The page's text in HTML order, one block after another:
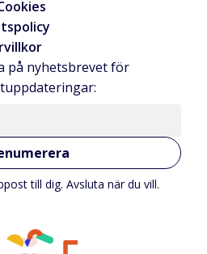
på nyhetsbrevet för
till dig. Avsluta när du vill.